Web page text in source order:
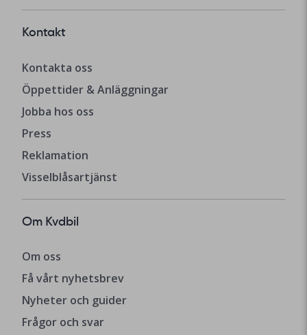
Kontakt
Kontakta oss
Öppettider & Anläggningar
Jobba hos oss
Press
Reklamation
Visselblåsartjänst
Om Kvdbil
Om oss
Få vårt nyhetsbrev
Nyheter och guider
Frågor och svar